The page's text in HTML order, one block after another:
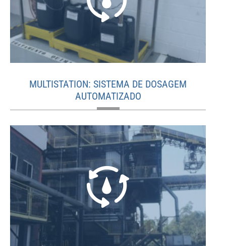
MULTISTATION: SISTEMA DE DOSAGEM
AUTOMATIZADO